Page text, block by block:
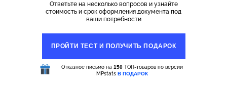
Ответьте на несколько вопросов и узнайте
стоимость и срок оформления документа под
ваши потребности
ПРОЙТИ ТЕСТ И ПОЛУЧИТЬ ПОДАРОК
Отказное письмо на150 ТОП-товаров по версии
MPstatsВ ПОДАРОК